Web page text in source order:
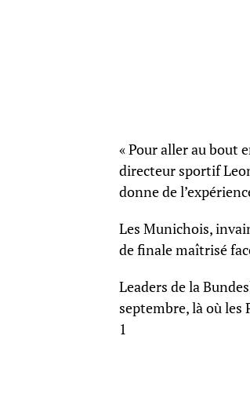
« Pour aller au bout
directeur sportif
donne de
Les Munichois,
de finale maîtrisé
Leaders de la
septembre, là où les
1